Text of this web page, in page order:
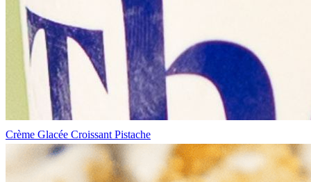
Crème Glacée Croissant Pistache